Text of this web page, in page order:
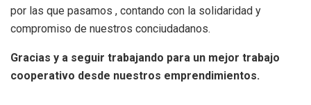
por las que pasamos , contando con la solidaridad y
compromiso de nuestros conciudadanos.
Gracias y a seguir trabajando para un mejor trabajo
cooperativo desde nuestros emprendimientos.